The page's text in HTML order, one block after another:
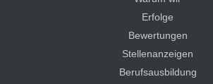
Erfolge
Bewertungen
Stellenanzeigen
Berufsausbildung